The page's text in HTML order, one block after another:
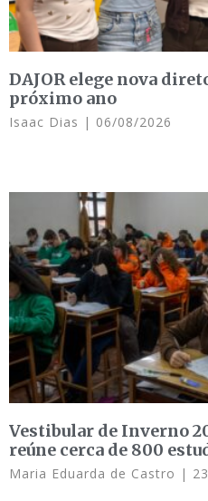
DAJOR elege nova
próximo ano
Isaac Dias 06/08/2026
Vestibular de Inverno
reúne cerca de 800
Maria Eduarda de Castro